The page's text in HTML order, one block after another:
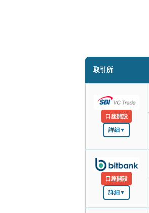
取引所
口座開設
詳細▼
口座開設
詳細▼